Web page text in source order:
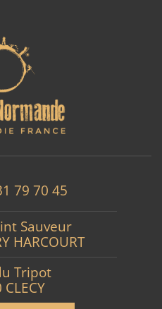
79 70 45
Sauveur
HARCOURT
Tripot